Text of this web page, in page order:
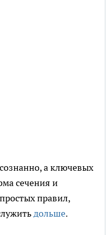
а ключевых
сечения и
правил,
дольше.